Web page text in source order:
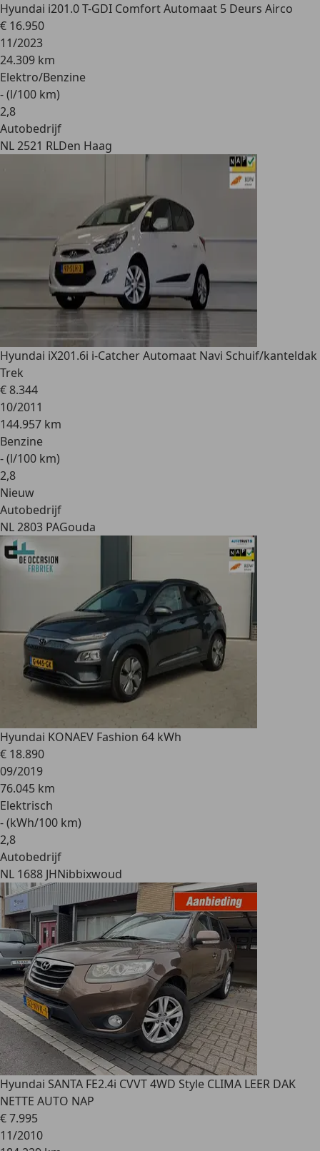
Hyundai i201.0 T-GDI Comfort Automaat 5 Deurs Airco
€ 16.950
11/2023
24.309 km
Elektro/Benzine
- (l/100 km)
2,8
Autobedrijf
NL 2521 RLDen Haag
Hyundai iX201.6i i-Catcher Automaat Navi Schuif/kanteldak
Trek
€ 8.344
10/2011
144.957 km
Benzine
- (l/100 km)
2,8
Nieuw
Autobedrijf
NL 2803 PAGouda
Hyundai KONAEV Fashion 64 kWh
€ 18.890
09/2019
76.045 km
Elektrisch
- (kWh/100 km)
2,8
Autobedrijf
NL 1688 JHNibbixwoud
Hyundai SANTA FE2.4i CVVT 4WD Style CLIMA LEER DAK
NETTE AUTO NAP
€ 7.995
11/2010